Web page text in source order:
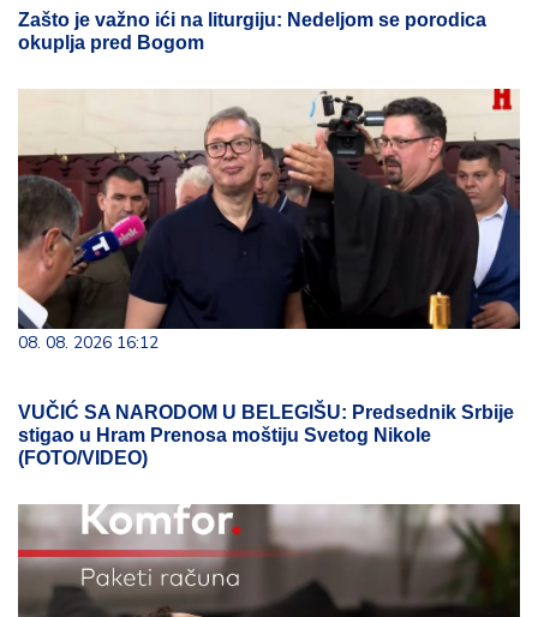
Zašto je važno ići na liturgiju: Nedeljom se porodica
okuplja pred Bogom
08. 08. 2026 16:12
VUČIĆ SA NARODOM U BELEGIŠU: Predsednik Srbije
stigao u Hram Prenosa moštiju Svetog Nikole
(FOTO/VIDEO)